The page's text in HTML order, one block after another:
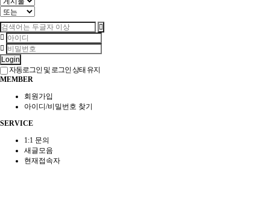
Login
자동로그인 및 로그인 상태 유지
MEMBER
회원가입
아이디/비밀번호 찾기
SERVICE
1:1 문의
새글모음
현재접속자